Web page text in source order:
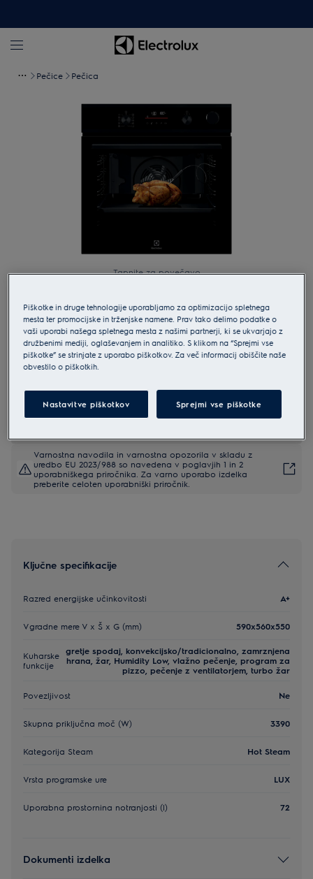
Pečice Pečica
Tapnite za povečavo
EOC6P77H
Electrolux 700 SteamCrisp vgradna
pečica
EU podatkovna kartica
Varnostna navodila in varnostna opozorila v skladu z
uredbo EU 2023/988 so navedena v poglavjih 1 in 2
uporabniškega priročnika. Za varno uporabo izdelka
preberite celoten uporabniški priročnik.
Ključne specifikacije
Razred energijske učinkovitosti A+
Vgradne mere V x Š x G (mm) 590x560x550
Kuharske
funkcije
gretje spodaj, konvekcijsko/tradicionalno, zamrznjena
hrana, žar, Humidity Low, vlažno pečenje, program za
pizzo, pečenje z ventilatorjem, turbo žar
Povezljivost Ne
Skupna priključna moč (W) 3390
Kategorija Steam Hot Steam
Vrsta programske ure LUX
Uporabna prostornina notranjosti (l) 72
Dokumenti izdelka
Piškotke in druge tehnologije uporabljamo za optimizacijo spletnega
mesta ter promocijske in trženjske namene. Prav tako delimo podatke o
vaši uporabi našega spletnega mesta z našimi partnerji, ki se ukvarjajo z
družbenimi mediji, oglaševanjem in analitiko. S klikom na “Sprejmi vse
piškotke” se strinjate z uporabo piškotkov. Za več informacij obiščite naše
obvestilo o piškotkih.
Nastavitve piškotkov Sprejmi vse piškotke